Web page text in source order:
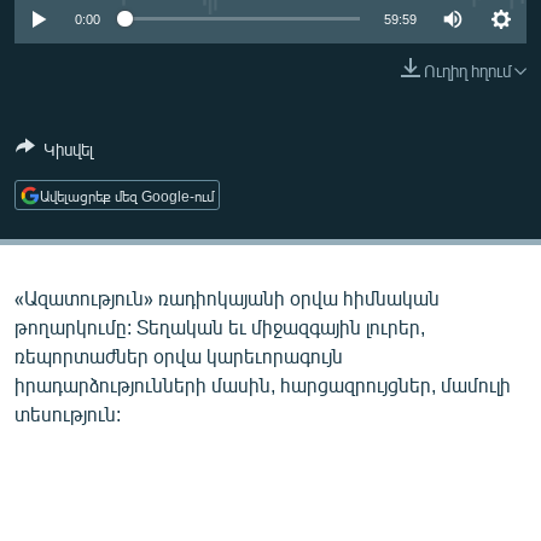
ՄԻՋԱԶԳԱՅԻՆ
ՄԵԿՆԱԲԱՆՈՒԹՅՈՒՆ
ՏՏ ԵՒ ԻՆՏԵՐՆԵՏ
ԿՈՐՈՆԱՎԻՐՈՒՍ
ՏԵՍԱՆՅՈՒԹԵՐ
ԲԱՆԱՎԵՃ
ՁԳՏԵԼՈՎ ԼԱՎԱԳՈՒՅՆԻՆ
0:00 59:59
Ուղիղ հղում
Կիսվել
Ավելացրեք մեզ Google-ում
«Ազատություն» ռադիոկայանի օրվա հիմնական
թողարկումը: Տեղական եւ միջազգային լուրեր,
ռեպորտաժներ օրվա կարեւորագույն
իրադարձությունների մասին, հարցազրույցներ, մամուլի
տեսություն: